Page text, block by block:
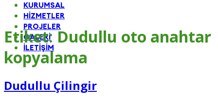
KURUMSAL
HIZMETLER
PROJELER
GALERI
İLETIŞIM
Etiket:Dudullu oto anahtar
kopyalama
Dudullu Çilingir